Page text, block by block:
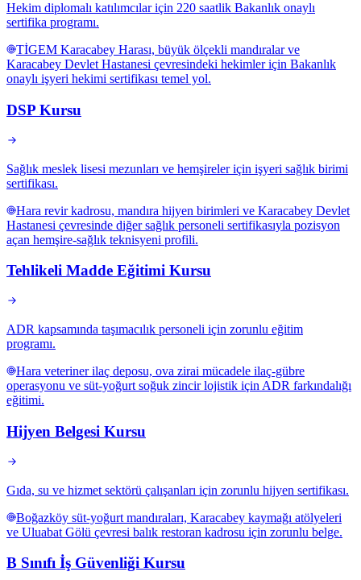
Hekim diplomalı katılımcılar için 220 saatlik Bakanlık onaylı
sertifika programı.
TİGEM Karacabey Harası, büyük ölçekli mandıralar ve
Karacabey Devlet Hastanesi çevresindeki hekimler için Bakanlık
onaylı işyeri hekimi sertifikası temel yol.
DSP Kursu
Sağlık meslek lisesi mezunları ve hemşireler için işyeri sağlık birimi
sertifikası.
Hara revir kadrosu, mandıra hijyen birimleri ve Karacabey Devlet
Hastanesi çevresinde diğer sağlık personeli sertifikasıyla pozisyon
açan hemşire-sağlık teknisyeni profili.
Tehlikeli Madde Eğitimi Kursu
ADR kapsamında taşımacılık personeli için zorunlu eğitim
programı.
Hara veteriner ilaç deposu, ova zirai mücadele ilaç-gübre
operasyonu ve süt-yoğurt soğuk zincir lojistik için ADR farkındalığı
eğitimi.
Hijyen Belgesi Kursu
Gıda, su ve hizmet sektörü çalışanları için zorunlu hijyen sertifikası.
Boğazköy süt-yoğurt mandıraları, Karacabey kaymağı atölyeleri
ve Uluabat Gölü çevresi balık restoran kadrosu için zorunlu belge.
B Sınıfı İş Güvenliği Kursu